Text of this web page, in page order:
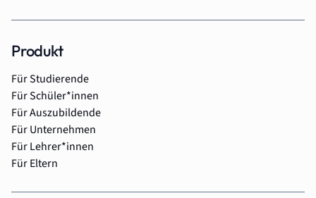
Produkt
Für Studierende
Für Schüler*innen
Für Auszubildende
Für Unternehmen
Für Lehrer*innen
Für Eltern